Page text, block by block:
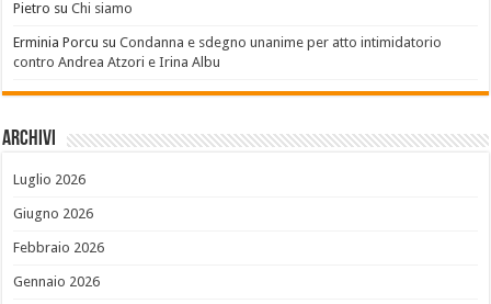
Pietro suChi siamo
Erminia Porcu suCondanna e sdegno unanime per atto intimidatorio
contro Andrea Atzori e Irina Albu
Archivi
Luglio 2026
Giugno 2026
Febbraio 2026
Gennaio 2026